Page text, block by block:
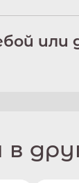
или